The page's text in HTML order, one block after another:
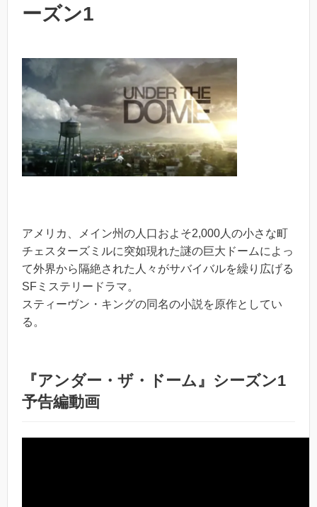
ーズン1
アメリカ、メイン州の人口およそ2,000人の小さな町
チェスターズミルに突如現れた謎の巨大ドームによっ
て外界から隔絶された人々がサバイバルを繰り広げる
SFミステリードラマ。
スティーヴン・キングの同名の小説を原作としてい
る。
『アンダー・ザ・ドーム』シーズン1
予告編動画